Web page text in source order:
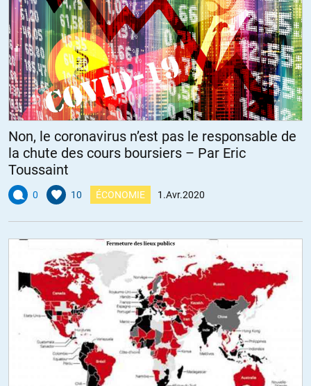
Non, le coronavirus n’est pas le responsable de
la chute des cours boursiers – Par Eric
Toussaint
0 10 ÉCONOMIE 1.Avr.2020